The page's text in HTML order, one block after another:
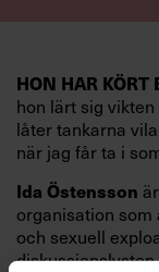
HON HAR KÖRT
hon lärt sig
låter tankarna
när jag får ta i
Ida Östensson
organisation
och sexuell